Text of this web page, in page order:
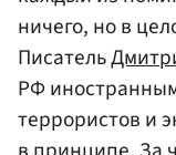
ничего, но в
Писатель
РФ
террористов и